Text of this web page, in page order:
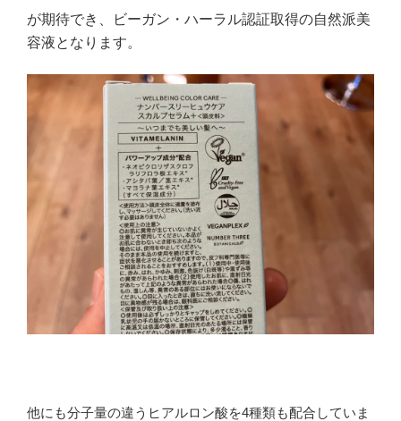
が期待でき、ビーガン・ハーラル認証取得の自然派美
容液となります。
他にも分子量の違うヒアルロン酸を4種類も配合していま